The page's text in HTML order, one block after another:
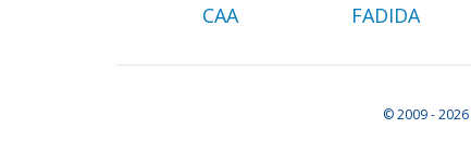
CAA FADIDA
© 2009 - 2026